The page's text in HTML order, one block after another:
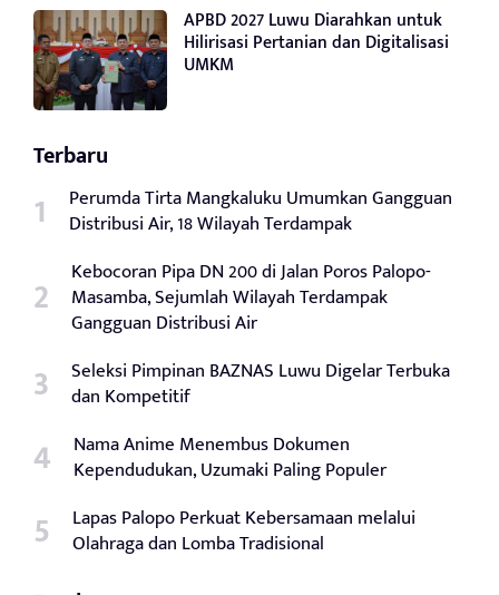
APBD 2027 Luwu Diarahkan untuk
Hilirisasi Pertanian dan Digitalisasi
UMKM
Terbaru
Perumda Tirta Mangkaluku Umumkan Gangguan
Distribusi Air, 18 Wilayah Terdampak
Kebocoran Pipa DN 200 di Jalan Poros Palopo-
Masamba, Sejumlah Wilayah Terdampak
Gangguan Distribusi Air
Seleksi Pimpinan BAZNAS Luwu Digelar Terbuka
dan Kompetitif
Nama Anime Menembus Dokumen
Kependudukan, Uzumaki Paling Populer
Lapas Palopo Perkuat Kebersamaan melalui
Olahraga dan Lomba Tradisional